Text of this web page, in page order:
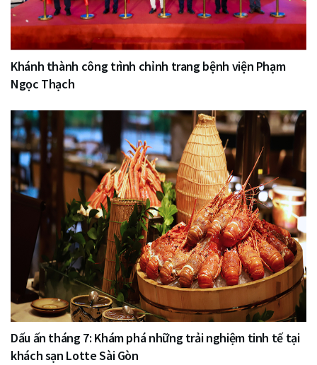
Khánh thành công trình chỉnh trang bệnh viện Phạm
Ngọc Thạch
Dấu ấn tháng 7: Khám phá những trải nghiệm tinh tế tại
khách sạn Lotte Sài Gòn